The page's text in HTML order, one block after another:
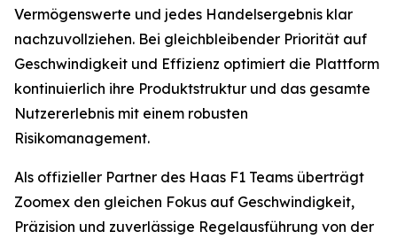
Vermögenswerte und jedes Handelsergebnis klar
nachzuvollziehen. Bei gleichbleibender Priorität auf
Geschwindigkeit und Effizienz optimiert die Plattform
kontinuierlich ihre Produktstruktur und das gesamte
Nutzererlebnis mit einem robusten
Risikomanagement.
Als offizieller Partner des Haas F1 Teams überträgt
Zoomex den gleichen Fokus auf Geschwindigkeit,
Präzision und zuverlässige Regelausführung von der